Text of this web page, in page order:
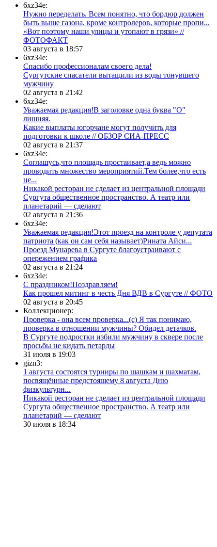
6xz34e:
Нужно переделать. Всем понятно, что бордюр должен
быть выше газона, кроме контролеров, которые пропи...
«Вот поэтому наши улицы и утопают в грязи» //
ФОТОФАКТ
03 августа в 18:57
6xz34e:
Спасибо профессионалам своего дела!
Сургутские спасатели вытащили из воды тонувшего
мужчину
02 августа в 21:42
6xz34e:
Уважаемая редакция!В заголовке одна буква "О"
лишняя.
Какие выплаты югорчане могут получить для
подготовки к школе // ОБЗОР СИА-ПРЕСС
02 августа в 21:37
6xz34e:
Соглашусь,что площадь простаивает,а ведь можно
проводить множество мероприятий.Тем более,что есть
це...
​Никакой ресторан не сделает из центральной площади
Сургута общественное пространство. А театр или
планетарий — сделают
02 августа в 21:36
6xz34e:
Уважаемая редакция!Этот проезд на контроле у депутата
патриота (как он сам себя называет)Рината Айси...
​Проезд Мунарева в Сургуте благоустраивают с
опережением графика
02 августа в 21:24
6xz34e:
С праздником!Поздравляем!
Как прошел митинг в честь Дня ВДВ в Сургуте // ФОТО
02 августа в 20:45
Коллекционер:
Проверка - она всем проверка...(с) Я так понимаю,
проверка в отношении мужчины? Обидел детачков.
В Сургуте подростки избили мужчину в сквере после
просьбы не кидать петарды
31 июля в 19:03
gizn3:
1 августа состоятся турниры по шашкам и шахматам,
посвящённые предстоящему 8 августа Дню
физкультурн...
​Никакой ресторан не сделает из центральной площади
Сургута общественное пространство. А театр или
планетарий — сделают
30 июля в 18:34